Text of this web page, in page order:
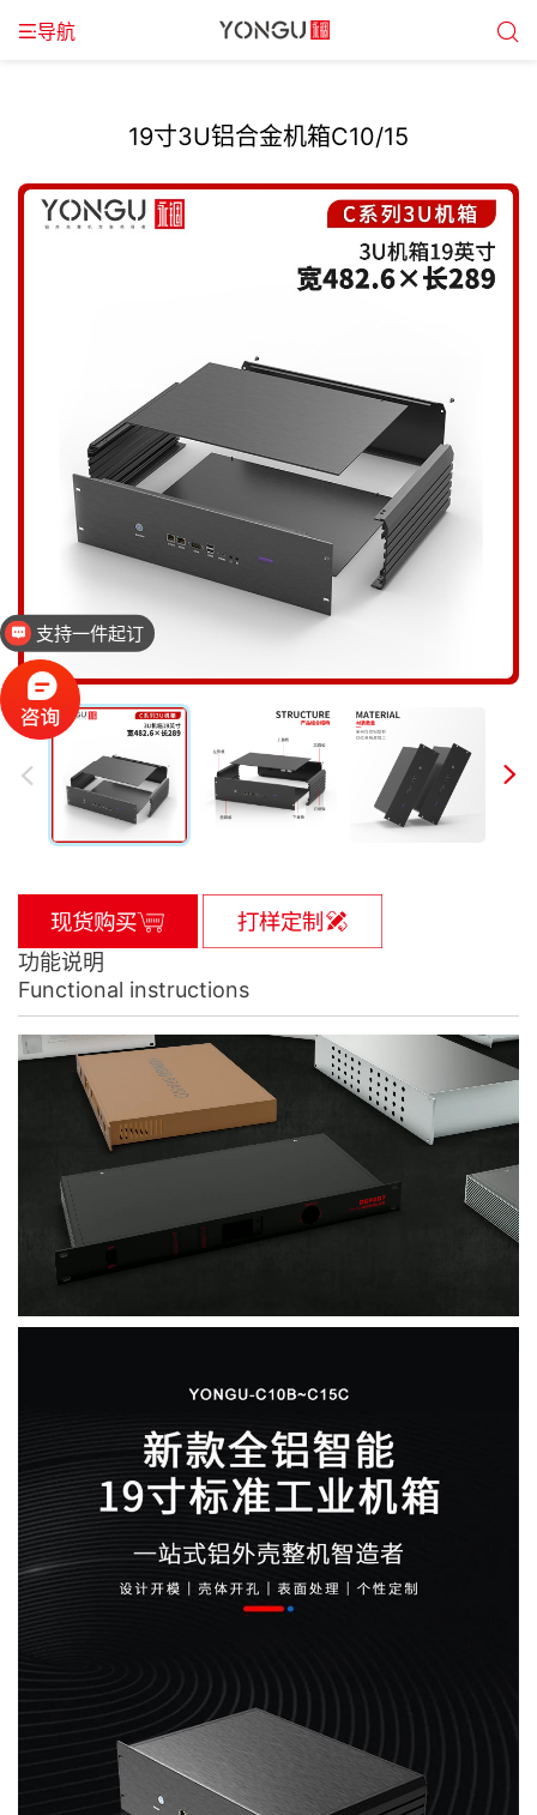
导航
19寸3U铝合金机箱C10/15
功能说明
Functional instructions
支持一件起订